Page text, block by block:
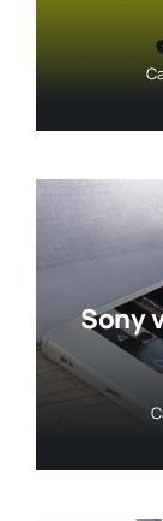
Sony